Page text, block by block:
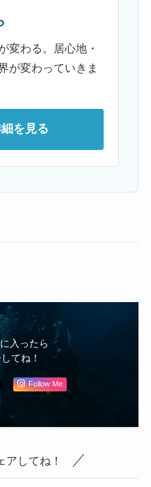
変わる。居心地・
が変わっていきま
を見る
入ったら
てね！
Follow Me
アしてね！